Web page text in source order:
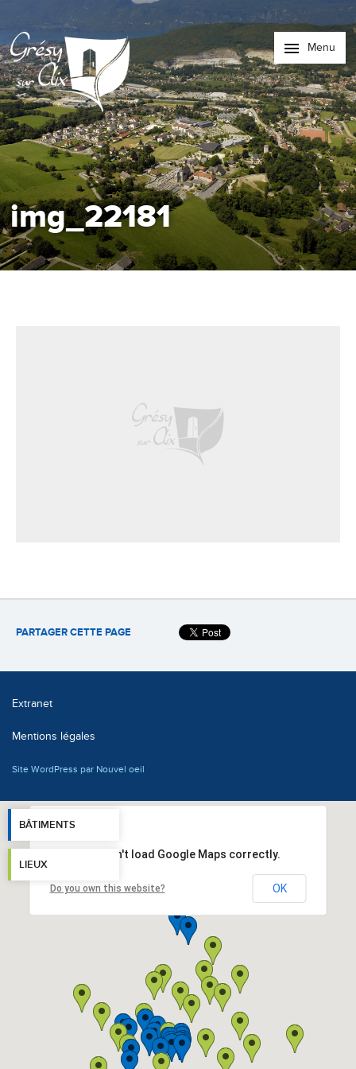
Menu
img_22181
PARTAGER CETTE PAGE
Extranet
Mentions légales
Site WordPress par Nouvel oeil
BÂTIMENTS
LIEUX
This page can't load Google Maps correctly.
Do you own this website? OK